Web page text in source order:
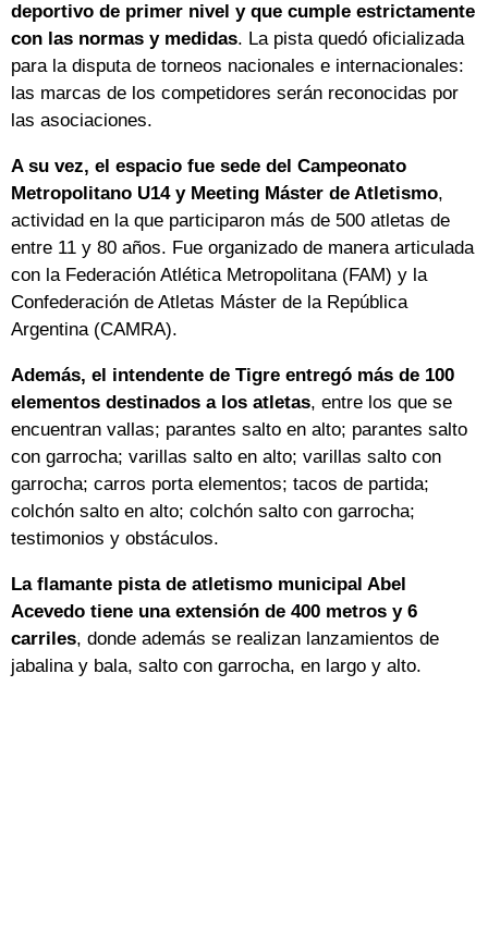
deportivo de primer nivel y que cumple estrictamente
con las normas y medidas. La pista quedó oficializada
para la disputa de torneos nacionales e internacionales:
las marcas de los competidores serán reconocidas por
las asociaciones.
A su vez, el espacio fue sede del Campeonato
Metropolitano U14 y Meeting Máster de Atletismo,
actividad en la que participaron más de 500 atletas de
entre 11 y 80 años. Fue organizado de manera articulada
con la Federación Atlética Metropolitana (FAM) y la
Confederación de Atletas Máster de la República
Argentina (CAMRA).
Además, el intendente de Tigre entregó más de 100
elementos destinados a los atletas, entre los que se
encuentran vallas; parantes salto en alto; parantes salto
con garrocha; varillas salto en alto; varillas salto con
garrocha; carros porta elementos; tacos de partida;
colchón salto en alto; colchón salto con garrocha;
testimonios y obstáculos.
La flamante pista de atletismo municipal Abel
Acevedo tiene una extensión de 400 metros y 6
carriles, donde además se realizan lanzamientos de
jabalina y bala, salto con garrocha, en largo y alto.